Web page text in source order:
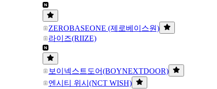
ZEROBASEONE (제로베이스원)
라이즈(RIIZE)
보이넥스트도어(BOYNEXTDOOR)
엔시티 위시(NCT WISH)